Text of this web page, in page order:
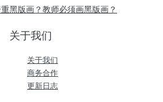
黑版画？教师必须画黑版画？
关于我们
关于我们
商务合作
更新日志